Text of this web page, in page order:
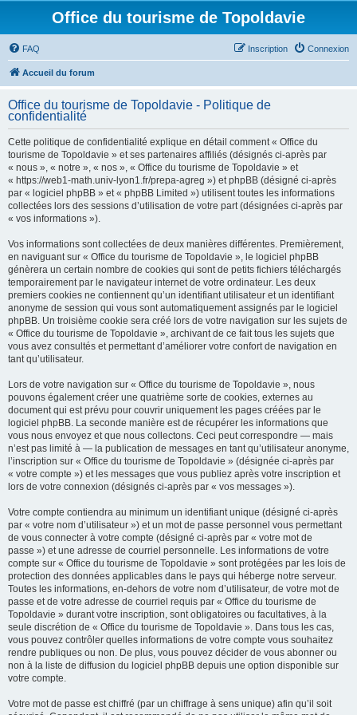
Office du tourisme de Topoldavie
FAQ Connexion
Inscription
Accueil du forum
Office du tourisme de Topoldavie - Politique de
confidentialité
Cette politique de confidentialité explique en détail comment « Office du
tourisme de Topoldavie » et ses partenaires affiliés (désignés ci-après par
« nous », « notre », « nos », « Office du tourisme de Topoldavie » et
« https://web1-math.univ-lyon1.fr/prepa-agreg ») et phpBB (désigné ci-après
par « logiciel phpBB » et « phpBB Limited ») utilisent toutes les informations
collectées lors des sessions d’utilisation de votre part (désignées ci-après par
« vos informations »).
Vos informations sont collectées de deux manières différentes. Premièrement,
en naviguant sur « Office du tourisme de Topoldavie », le logiciel phpBB
génèrera un certain nombre de cookies qui sont de petits fichiers téléchargés
temporairement par le navigateur internet de votre ordinateur. Les deux
premiers cookies ne contiennent qu’un identifiant utilisateur et un identifiant
anonyme de session qui vous sont automatiquement assignés par le logiciel
phpBB. Un troisième cookie sera créé lors de votre navigation sur les sujets de
« Office du tourisme de Topoldavie », archivant de ce fait tous les sujets que
vous avez consultés et permettant d’améliorer votre confort de navigation en
tant qu’utilisateur.
Lors de votre navigation sur « Office du tourisme de Topoldavie », nous
pouvons également créer une quatrième sorte de cookies, externes au
document qui est prévu pour couvrir uniquement les pages créées par le
logiciel phpBB. La seconde manière est de récupérer les informations que
vous nous envoyez et que nous collectons. Ceci peut correspondre — mais
n’est pas limité à — la publication de messages en tant qu’utilisateur anonyme,
l’inscription sur « Office du tourisme de Topoldavie » (désignée ci-après par
« votre compte ») et les messages que vous publiez après votre inscription et
lors de votre connexion (désignés ci-après par « vos messages »).
Votre compte contiendra au minimum un identifiant unique (désigné ci-après
par « votre nom d’utilisateur ») et un mot de passe personnel vous permettant
de vous connecter à votre compte (désigné ci-après par « votre mot de
passe ») et une adresse de courriel personnelle. Les informations de votre
compte sur « Office du tourisme de Topoldavie » sont protégées par les lois de
protection des données applicables dans le pays qui héberge notre serveur.
Toutes les informations, en-dehors de votre nom d’utilisateur, de votre mot de
passe et de votre adresse de courriel requis par « Office du tourisme de
Topoldavie » durant votre inscription, sont obligatoires ou facultatives, à la
seule discrétion de « Office du tourisme de Topoldavie ». Dans tous les cas,
vous pouvez contrôler quelles informations de votre compte vous souhaitez
rendre publiques ou non. De plus, vous pouvez décider de vous abonner ou
non à la liste de diffusion du logiciel phpBB depuis une option disponible sur
votre compte.
Votre mot de passe est chiffré (par un chiffrage à sens unique) afin qu’il soit